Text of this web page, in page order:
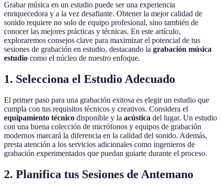
Grabar música en un estudio puede ser una experiencia
enriquecedora y a la vez desafiante. Obtener la mejor calidad de
sonido requiere no solo de equipo profesional, sino también de
conocer las mejores prácticas y técnicas. En este artículo,
exploraremos consejos clave para maximizar el potencial de tus
sesiones de grabación en estudio, destacando la grabación música
estudio como el núcleo de nuestro enfoque.
1. Selecciona el Estudio Adecuado
El primer paso para una grabación exitosa es elegir un estudio que
cumpla con tus requisitos técnicos y creativos. Considera el
equipamiento técnico disponible y la acústica del lugar. Un estudio
con una buena colección de micrófonos y equipos de grabación
modernos marcará la diferencia en la calidad del sonido. Además,
presta atención a los servicios adicionales como ingenieros de
grabación experimentados que puedan guiarte durante el proceso.
2. Planifica tus Sesiones de Antemano